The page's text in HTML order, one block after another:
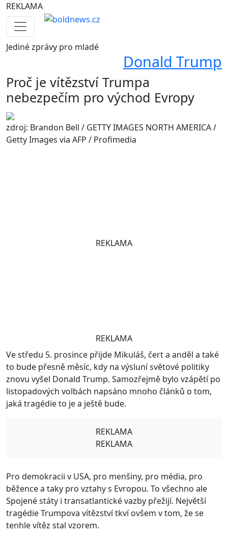
REKLAMA
Jedinézprávy pro mladé
Donald Trump
Proč je vítězství Trumpa
nebezpečím pro východ Evropy
zdroj: Brandon Bell / GETTY IMAGES NORTH AMERICA /
Getty Images via AFP / Profimedia
REKLAMA
REKLAMA
Ve středu 5. prosince přijde Mikuláš, čert a anděl a také
to bude přesně měsíc, kdy na výsluní světové politiky
znovu vyšel Donald Trump. Samozřejmě bylo vzápětí po
listopadových volbách napsáno mnoho článků o tom,
jaká tragédie to je a ještě bude.
REKLAMA
REKLAMA
Pro demokracii v USA, pro menšiny, pro média, pro
běžence a taky pro vztahy s Evropou. To všechno ale
Spojené státy i transatlantické vazby přežijí. Největší
tragédie Trumpova vítězství tkví ovšem v tom, že se
tenhle vítěz stal vzorem.